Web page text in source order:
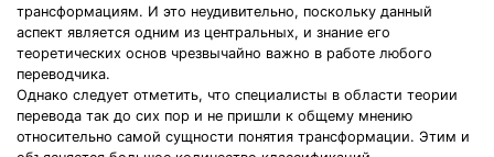
трансформациям. И это неудивительно, поскольку данный
аспект является одним из центральных, и знание его
теоретических основ чрезвычайно важно в работе любого
переводчика.
Однако следует отметить, что специалисты в области теории
перевода так до сих пор и не пришли к общему мнению
относительно самой сущности понятия трансформации. Этим и